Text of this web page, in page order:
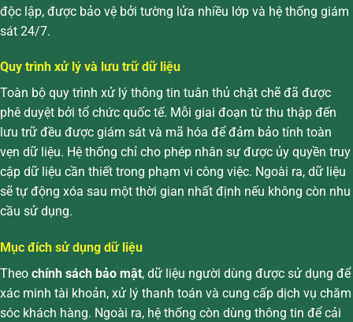
độc lập, được bảo vệ bởi tường lửa nhiều lớp và hệ thống giám
sát 24/7.
Quy trình xử lý và lưu trữ dữ liệu
Toàn bộ quy trình xử lý thông tin tuân thủ chặt chẽ đã được
phê duyệt bởi tổ chức quốc tế. Mỗi giai đoạn từ thu thập đến
lưu trữ đều được giám sát và mã hóa để đảm bảo tính toàn
vẹn dữ liệu. Hệ thống chỉ cho phép nhân sự được ủy quyền truy
cập dữ liệu cần thiết trong phạm vi công việc. Ngoài ra, dữ liệu
sẽ tự động xóa sau một thời gian nhất định nếu không còn nhu
cầu sử dụng.
Mục đích sử dụng dữ liệu
Theo chính sách bảo mật, dữ liệu người dùng được sử dụng để
xác minh tài khoản, xử lý thanh toán và cung cấp dịch vụ chăm
sóc khách hàng. Ngoài ra, hệ thống còn dùng thông tin để cải